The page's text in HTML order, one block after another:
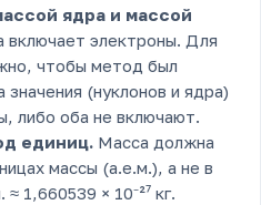
ядра и массой
включает электроны. Для
чтобы метод был
значения (нуклонов и ядра)
либо оба не включают.
единиц. Масса должна
массы (а.е.м.), а не в
1,660539 × 10⁻²⁷ кг.